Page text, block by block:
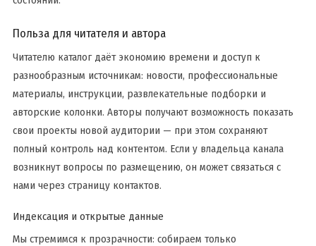
Польза для читателя и автора
Читателю каталог даёт экономию времени и доступ к
разнообразным источникам: новости, профессиональные
материалы, инструкции, развлекательные подборки и
авторские колонки. Авторы получают возможность показать
свои проекты новой аудитории — при этом сохраняют
полный контроль над контентом. Если у владельца канала
возникнут вопросы по размещению, он может связаться с
нами через страницу контактов.
Индексация и открытые данные
Мы стремимся к прозрачности: собираем только